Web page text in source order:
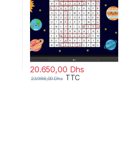
20.650,00 Dhs
23.988,00Dhs TTC